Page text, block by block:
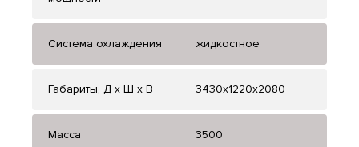
Система охлаждения жидкостное
Габариты, Д x Ш x В 3430x1220x2080
Масса 3500